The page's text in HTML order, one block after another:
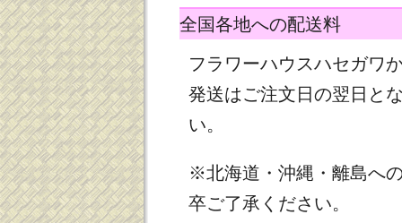
全国各地への配送料
フラワーハウスハセガワ
発送はご注文日の翌日と
い。
※北海道・沖縄・離島へ
卒ご了承ください。